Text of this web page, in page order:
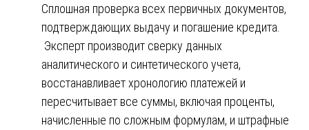
Сплошная проверка всех первичных документов,
подтверждающих выдачу и погашение кредита.
Эксперт производит сверку данных
аналитического и синтетического учета,
восстанавливает хронологию платежей и
пересчитывает все суммы, включая проценты,
начисленные по сложным формулам, и штрафные